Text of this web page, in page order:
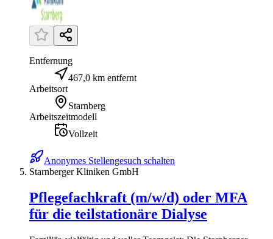
Entfernung
467,0 km entfernt
Arbeitsort
Starnberg
Arbeitszeitmodell
Vollzeit
Anonymes Stellengesuch schalten
Starnberger Kliniken GmbH
Pflegefachkraft (m/w/d) oder MFA
für die teilstationäre Dialyse